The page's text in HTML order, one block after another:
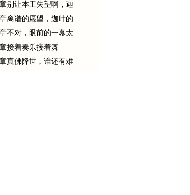
别让本王失望啊，迦
离谱的愿望，迦叶的
不对，眼前的一幕太
接着奏乐接着舞
真佛降世，谁还有难